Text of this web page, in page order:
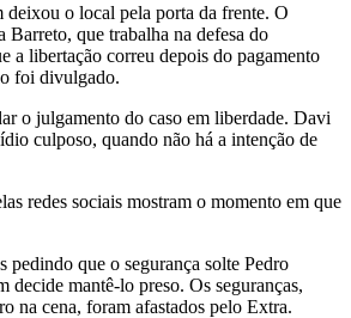
deixou o local pela porta da frente. O
Barreto, que trabalha na defesa do
a libertação correu depois do pagamento
foi divulgado.
o julgamento do caso em liberdade. Davi
culposo, quando não há a intenção de
redes sociais mostram o momento em que
pedindo que o segurança solte Pedro
decide mantê-lo preso. Os seguranças,
na cena, foram afastados pelo Extra.